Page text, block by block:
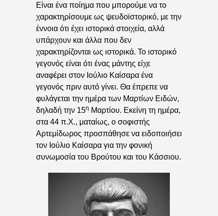
Είναι ένα ποίημα που μπορούμε να το
χαρακτηρίσουμε ως ψευδοϊστορικό, με την
έννοια ότι έχει ιστορικά στοιχεία, αλλά
υπάρχουν και άλλα που δεν
χαρακτηρίζονται ως ιστορικά. Το ιστορικό
γεγονός είναι ότι ένας μάντης είχε
αναφέρει στον Ιούλιο Καίσαρα ένα
γεγονός πριν αυτό γίνει. Θα έπρεπε να
φυλάγεται την ημέρα των Μαρτίων Ειδών,
δηλαδή την 15η Μαρτίου. Εκείνη τη ημέρα,
στα 44 π.Χ., ματαίως, ο σοφιστής
Αρτεμίδωρος προσπάθησε να ειδοποιήσει
τον Ιούλιο Καίσαρα για την φονική
συνωμοσία του Βρούτου και του Κάσσιου.